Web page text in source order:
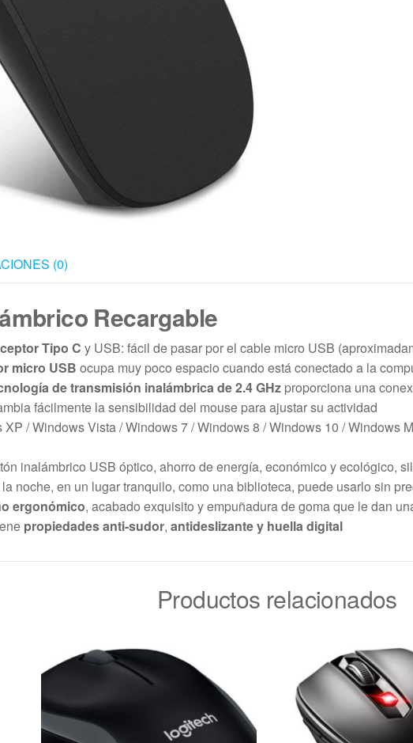
(0)
Recargable
Tipo C y USB: fácil de pasar por el cable micro USB
micro USB ocupa muy poco espacio cuando está conectado a la
de transmisión inalámbrica de 2.4 GHz proporciona una
fácilmente la sensibilidad del mouse para ajustar su actividad
/ Windows Vista / Windows 7 / Windows 8 / Windows 10 / Windows
inalámbrico USB óptico, ahorro de energía, económico y ecológico,
noche, en un lugar tranquilo, como una biblioteca, puede usarlo sin
ergonómico, acabado exquisito y empuñadura de goma que le dan
propiedades anti-sudor, antideslizante y huella digital
Productos relacionados